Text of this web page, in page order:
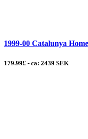
1999-00 Catalunya
179.99£ - ca: 2439 SEK